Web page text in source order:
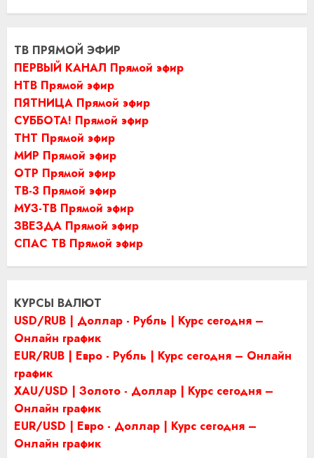
ТВ ПРЯМОЙ ЭФИР
ПЕРВЫЙ КАНАЛ Прямой эфир
НТВ Прямой эфир
ПЯТНИЦА Прямой эфир
СУББОТА! Прямой эфир
ТНТ Прямой эфир
МИР Прямой эфир
ОТР Прямой эфир
ТВ-3 Прямой эфир
МУЗ-ТВ Прямой эфир
ЗВЕЗДА Прямой эфир
СПАС ТВ Прямой эфир
КУРСЫ ВАЛЮТ
USD/RUB | Доллар - Рубль | Курс сегодня –
Онлайн график
EUR/RUB | Евро - Рубль | Курс сегодня – Онлайн
график
XAU/USD | Золото - Доллар | Курс сегодня –
Онлайн график
EUR/USD | Евро - Доллар | Курс сегодня –
Онлайн график